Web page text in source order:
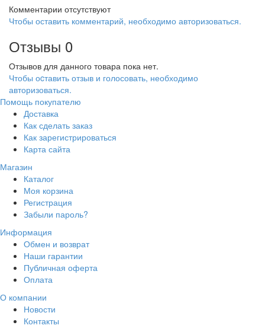
Комментарии отсутствуют
Чтобы оставить комментарий, необходимо авторизоваться.
Отзывы 0
Отзывов для данного товара пока нет.
Чтобы оcтавить отзыв и голосовать, необходимо
авторизоваться.
Помощь покупателю
Доставка
Как сделать заказ
Как зарегистрироваться
Карта сайта
Магазин
Каталог
Моя корзина
Регистрация
Забыли пароль?
Информация
Обмен и возврат
Наши гарантии
Публичная оферта
Оплата
О компании
Новости
Контакты